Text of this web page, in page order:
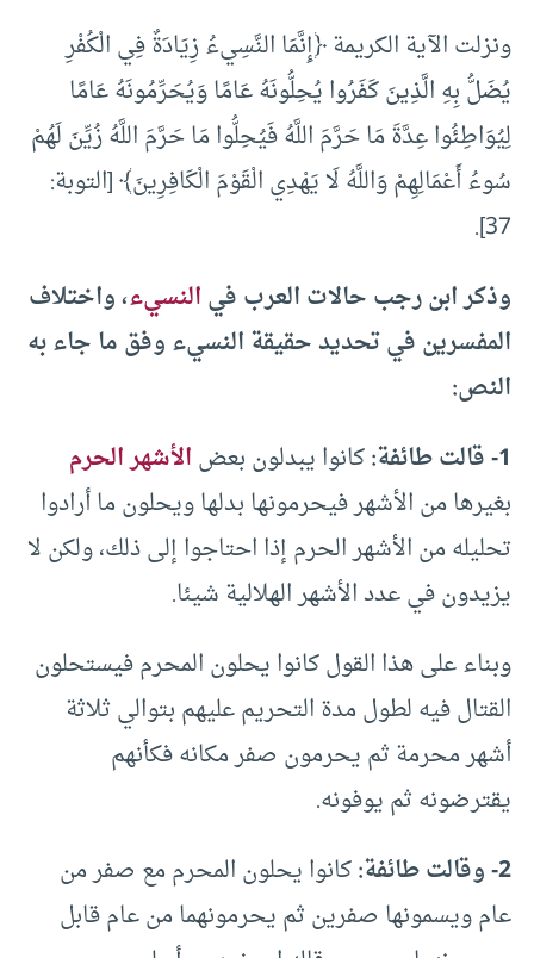
ونزلت الآية الكريمة ﴿إِنَّمَا النَّسِيءُ زِيَادَةٌ فِي الْكُفْرِ
يُضَلُّ بِهِ الَّذِينَ كَفَرُوا يُحِلُّونَهُ عَامًا وَيُحَرِّمُونَهُ عَامًا
لِيُوَاطِئُوا عِدَّةَ مَا حَرَّمَ اللَّهُ فَيُحِلُّوا مَا حَرَّمَ اللَّهُ زُيِّنَ لَهُمْ
سُوءُ أَعْمَالِهِمْ وَاللَّهُ لَا يَهْدِي الْقَوْمَ الْكَافِرِينَ﴾ [التوبة:
37].
وذكر ابن رجب حالات العرب فيالنسيء، واختلاف
المفسرين في تحديد حقيقة النسيء وفق ما جاء به
النص:
1- قالت طائفة:
كانوا يبدلون بعضالأشهر الحرم
بغيرها من الأشهر فيحرمونها بدلها ويحلون ما أرادوا
تحليله من الأشهر الحرم إذا احتاجوا إلى ذلك، ولكن لا
يزيدون في عدد الأشهر الهلالية شيئا.
وبناء على هذا القول كانوا يحلون المحرم فيستحلون
القتال فيه لطول مدة التحريم عليهم بتوالي ثلاثة
أشهر محرمة ثم يحرمون صفر مكانه فكأنهم
يقترضونه ثم يوفونه.
2- وقالت طائفة:
كانوا يحلون المحرم مع صفر من
عام ويسمونها صفرين ثم يحرمونهما من عام قابل